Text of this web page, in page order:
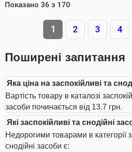
Показано 36 з 170
1 2 3 4
Поширені запитання
Яка ціна на заспокійливі та
Вартість товару в каталозі
засоби починається від 13.7 грн.
Які заспокійливі та снодійні
Недорогими товарами в категорії
снодійні засоби є: